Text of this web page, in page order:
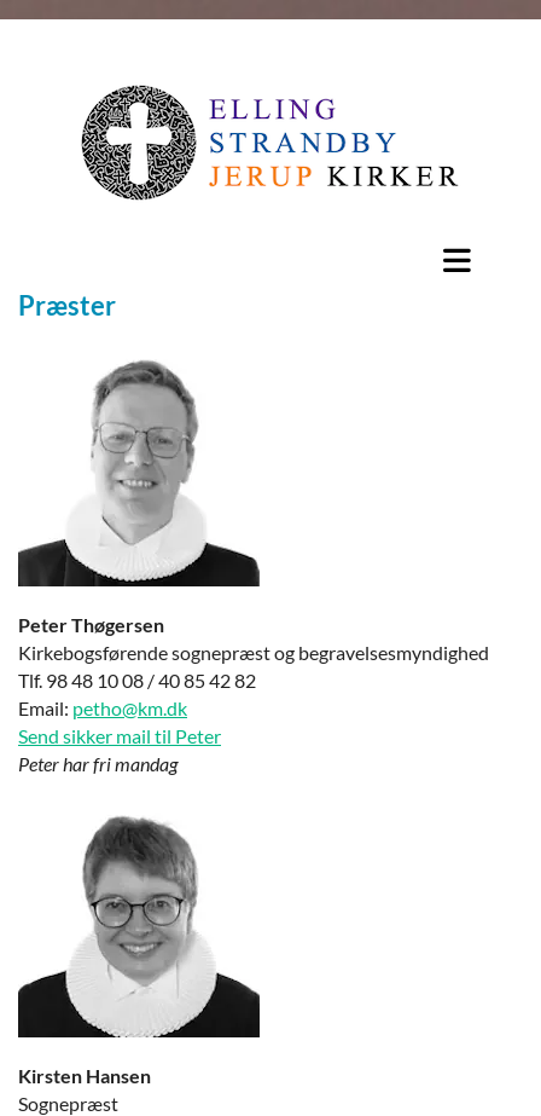
Præster
Peter Thøgersen
Kirkebogsførende sognepræst og begravelsesmyndighed
Tlf. 98 48 10 08 / 40 85 42 82
Email: petho@km.dk
Send sikker mail til Peter
Peter har fri mandag
Kirsten Hansen
Sognepræst